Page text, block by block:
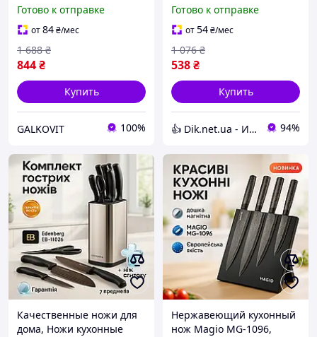
использования,
Современные кухонные
ножи FX-16
Готово к отправке
от84₴/мес
844₴
1 688 ₴
Купить
GALKOVIT 100%
нарезания, Набор
кулинарных ножей HM-62
Готово к отправке
от54₴/мес
538₴
1 076 ₴
Купить
👍 Dik.net.ua - Интернет магазин 94%
Качественные ножи для
дома, Ножи кухонные
Нержавеющий кухонный
нож Magio MG-1096,